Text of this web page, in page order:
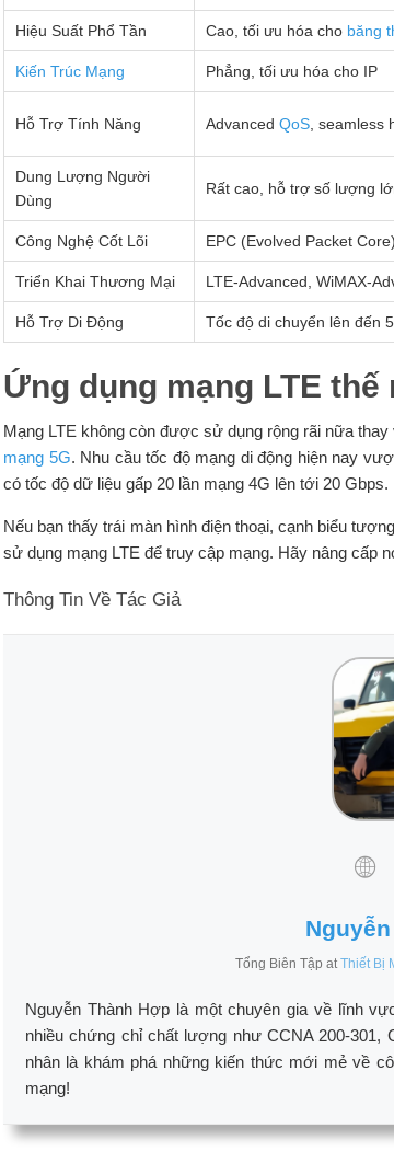
Hiệu Suất Phổ Tần Cao, tối ưu hóa cho băng
Kiến Trúc Mạng Phẳng, tối ưu hóa cho IP
Hỗ Trợ Tính Năng Advanced QoS, seamless
Dung Lượng Người
Dùng
Rất cao, hỗ trợ số lượng
Công Nghệ Cốt Lõi EPC (Evolved Packet Core)
Triển Khai Thương Mại LTE-Advanced, WiMAX-
Hỗ Trợ Di Động Tốc độ di chuyển lên đến
Ứng dụng mạng LTE thế
Mạng LTE không còn được sử dụng rộng rãi nữa
mạng 5G. Nhu cầu tốc độ mạng di động hiện nay
có tốc độ dữ liệu gấp 20 lần mạng 4G lên tới 20 Gbps.
Nếu bạn thấy trái màn hình điện thoại, cạnh biểu
sử dụng mạng LTE để truy cập mạng. Hãy nâng cấp
Thông Tin Về Tác Giả
Tổng Biên Tập at Thiết Bị
Nguyễn Thành Hợp là một chuyên gia về lĩnh
nhiều chứng chỉ chất lượng như CCNA 200-301,
nhân là khám phá những kiến thức mới mẻ về
mạng!